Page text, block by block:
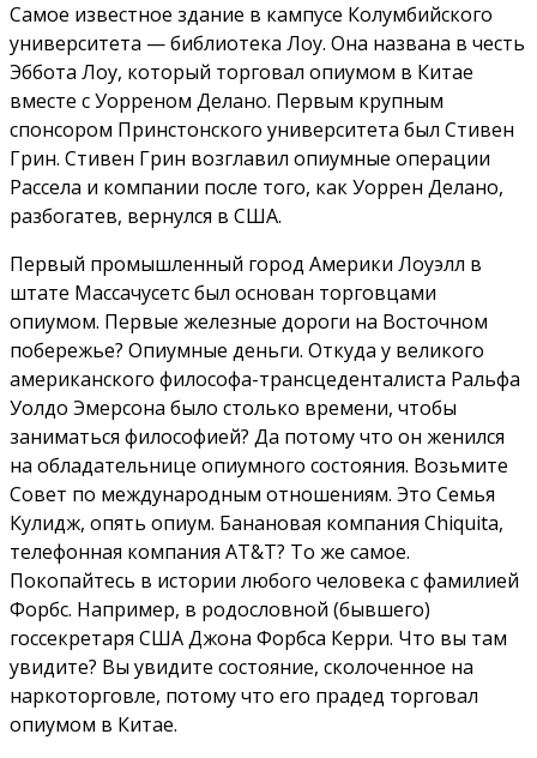
Самое известное здание в кампусе Колумбийского
университета — библиотека Лоу. Она названа в честь
Эббота Лоу, который торговал опиумом в Китае
вместе с Уорреном Делано. Первым крупным
спонсором Принстонского университета был Стивен
Грин. Стивен Грин возглавил опиумные операции
Рассела и компании после того, как Уоррен Делано,
разбогатев, вернулся в США.
Первый промышленный город Америки Лоуэлл в
штате Массачусетс был основан торговцами
опиумом. Первые железные дороги на Восточном
побережье? Опиумные деньги. Откуда у великого
американского философа-трансцеденталиста Ральфа
Уолдо Эмерсона было столько времени, чтобы
заниматься философией? Да потому что он женился
на обладательнице опиумного состояния. Возьмите
Совет по международным отношениям. Это Семья
Кулидж, опять опиум. Банановая компания Chiquita,
телефонная компания AT&T? То же самое.
Покопайтесь в истории любого человека с фамилией
Форбс. Например, в родословной (бывшего)
госсекретаря США Джона Форбса Керри. Что вы там
увидите? Вы увидите состояние, сколоченное на
наркоторговле, потому что его прадед торговал
опиумом в Китае.